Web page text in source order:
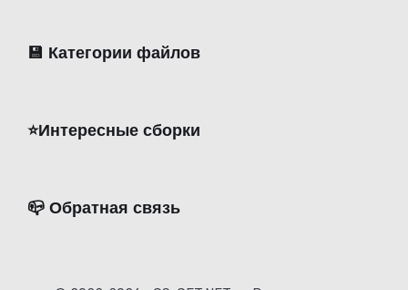
💾 Категории файлов
⭐️Интересные сборки
📪 Обратная связь